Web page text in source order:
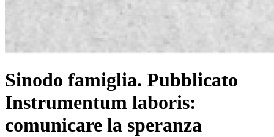
Sinodo famiglia. Pubblicato
Instrumentum laboris:
comunicare la speranza